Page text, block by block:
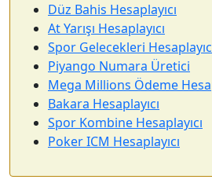
Düz Bahis Hesaplayıcı
At Yarışı Hesaplayıcı
Spor Gelecekleri
Piyango Numara Üretici
Mega Millions Ödeme
Bakara Hesaplayıcı
Spor Kombine Hesaplayıcı
Poker ICM Hesaplayıcı